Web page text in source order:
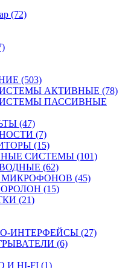
(72)
(503)
АКТИВНЫЕ (78)
ПАССИВНЫЕ
(47)
(7)
(15)
СИСТЕМЫ (101)
(62)
(45)
(15)
(21)
ИНТЕРФЕЙСЫ (27)
(6)
HI-FI (1)